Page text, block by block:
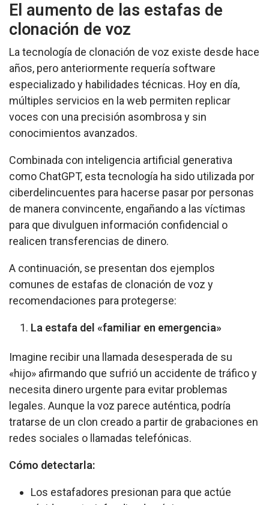
El aumento de las estafas de
clonación de voz
La tecnología de clonación de voz existe desde hace
años, pero anteriormente requería software
especializado y habilidades técnicas. Hoy en día,
múltiples servicios en la web permiten replicar
voces con una precisión asombrosa y sin
conocimientos avanzados.
Combinada con inteligencia artificial generativa
como ChatGPT, esta tecnología ha sido utilizada por
ciberdelincuentes para hacerse pasar por personas
de manera convincente, engañando a las víctimas
para que divulguen información confidencial o
realicen transferencias de dinero.
A continuación, se presentan dos ejemplos
comunes de estafas de clonación de voz y
recomendaciones para protegerse:
La estafa del «familiar en emergencia»
Imagine recibir una llamada desesperada de su
«hijo» afirmando que sufrió un accidente de tráfico y
necesita dinero urgente para evitar problemas
legales. Aunque la voz parece auténtica, podría
tratarse de un clon creado a partir de grabaciones en
redes sociales o llamadas telefónicas.
Cómo detectarla:
Los estafadores presionan para que actúe